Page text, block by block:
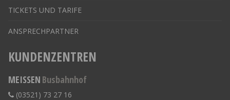
TICKETS UND TARIFE
ANSPRECHPARTNER
KUNDENZENTREN
MEISSEN Busbahnhof
(03521) 73 27 16